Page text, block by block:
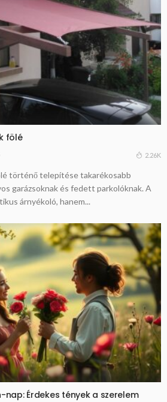
fölé
2.26K
történő telepítése takarékosabb
garázsoknak és fedett parkolóknak. A
árnyékoló, hanem...
Érdekes tények a szerelem